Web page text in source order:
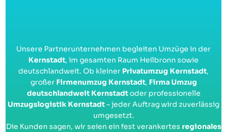
Unsere Partnerunternehmen begleiten Umzüge in der
Kernstadt, im gesamten Raum Heilbronn sowie
deutschlandweit. Ob kleiner Privatumzug Kernstadt,
großer Firmenumzug Kernstadt, Firma Umzug
deutschlandweit Kernstadtoder professionelle
Umzugslogistik Kernstadt– jeder Auftrag wird zuverlässig
umgesetzt.
Die Kunden sagen, wir seien ein fest verankertes regionales